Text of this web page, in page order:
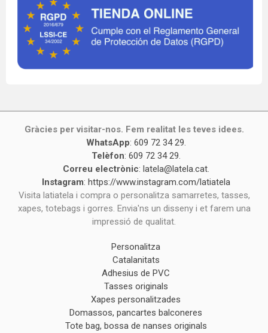
Gràcies per visitar-nos. Fem realitat les teves idees.
WhatsApp: 609 72 34 29.
Telèfon: 609 72 34 29.
Correu electrònic: latela@latela.cat.
Instagram: https://www.instagram.com/latiatela
Visita latiatela i compra o personalitza samarretes, tasses,
xapes, totebags i gorres. Envia'ns un disseny i et farem una
impressió de qualitat.
Personalitza
Catalanitats
Adhesius de PVC
Tasses originals
Xapes personalitzades
Domassos, pancartes balconeres
Tote bag, bossa de nanses originals